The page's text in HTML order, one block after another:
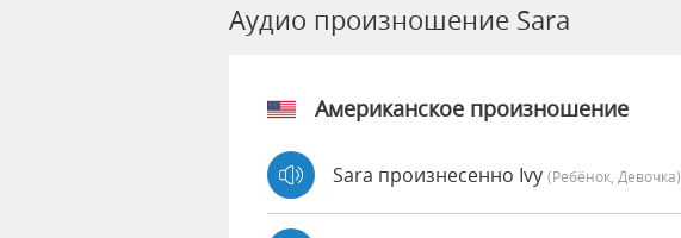
Аудио произношение Sara
Американское произношение
Sara произнесенно Ivy (Ребёнок, Девочка)